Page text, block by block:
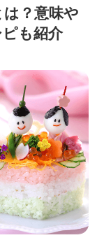
？意味や
も紹介